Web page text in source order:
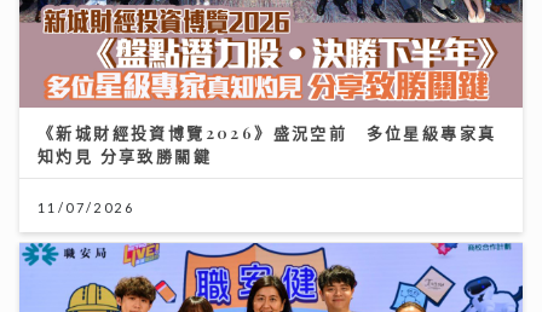
《新城財經投資博覽2026》盛況空前 多位星級專家真
知灼見 分享致勝關鍵
11/07/2026